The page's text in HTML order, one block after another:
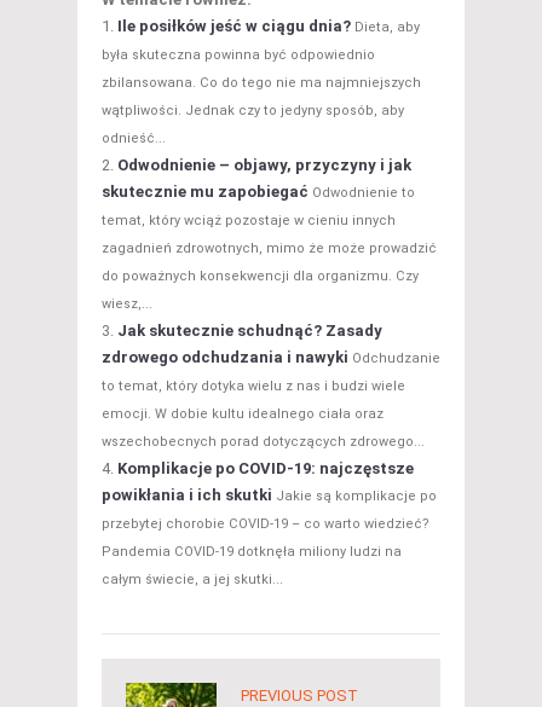
Ile posiłków jeść w ciągu dnia? Dieta, aby
była skuteczna powinna być odpowiednio
zbilansowana. Co do tego nie ma najmniejszych
wątpliwości. Jednak czy to jedyny sposób, aby
odnieść...
Odwodnienie – objawy, przyczyny i jak
skutecznie mu zapobiegać Odwodnienie to
temat, który wciąż pozostaje w cieniu innych
zagadnień zdrowotnych, mimo że może prowadzić
do poważnych konsekwencji dla organizmu. Czy
wiesz,...
Jak skutecznie schudnąć? Zasady
zdrowego odchudzania i nawyki Odchudzanie
to temat, który dotyka wielu z nas i budzi wiele
emocji. W dobie kultu idealnego ciała oraz
wszechobecnych porad dotyczących zdrowego...
Komplikacje po COVID-19: najczęstsze
powikłania i ich skutki Jakie są komplikacje po
przebytej chorobie COVID-19 – co warto wiedzieć?
Pandemia COVID-19 dotknęła miliony ludzi na
całym świecie, a jej skutki...
PREVIOUS POST